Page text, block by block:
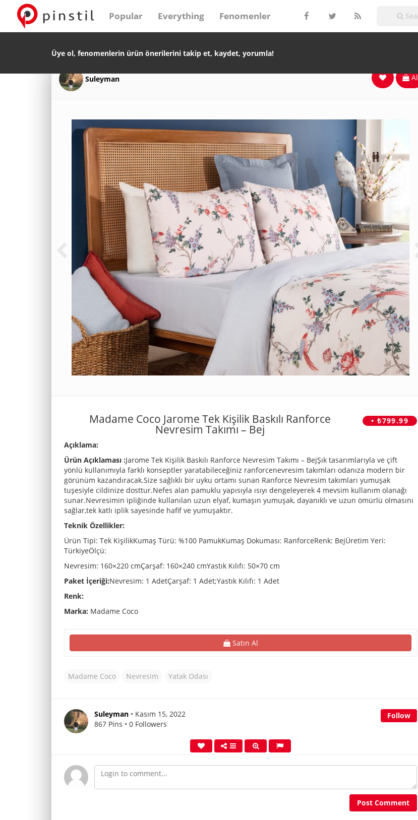
Popular Everything Fenomenler
Üye ol, fenomenlerin ürün önerilerini takip et, kaydet, yorumla!
Suleyman Al
• ₺799.99
Madame Coco Jarome Tek Kişilik Baskılı Ranforce
Nevresim Takımı – Bej
Açıklama:
Ürün Açıklaması :Jarome Tek Kişilik Baskılı Ranforce Nevresim Takımı – BejŞık tasarımlarıyla ve çift
yönlü kullanımıyla farklı konseptler yaratabileceğiniz ranforcenevresim takımları odanıza modern bir
görünüm kazandıracak.Size sağlıklı bir uyku ortamı sunan Ranforce Nevresim takımları yumuşak
tuşesiyle cildinize dosttur.Nefes alan pamuklu yapısıyla ısıyı dengeleyerek 4 mevsim kullanım olanağı
sunar.Nevresimin ipliğinde kullanılan uzun elyaf, kumaşın yumuşak, dayanıklı ve uzun ömürlü olmasını
sağlar,tek katlı iplik sayesinde hafif ve yumuşaktır.
Teknik Özellikler:
Ürün Tipi: Tek KişilikKumaş Türü: %100 PamukKumaş Dokuması: RanforceRenk: BejÜretim Yeri:
TürkiyeÖlçü:
Nevresim: 160×220 cmÇarşaf: 160×240 cmYastık Kılıfı: 50×70 cm
Paket İçeriği:Nevresim: 1 AdetÇarşaf: 1 Adet;Yastık Kılıfı: 1 Adet
Renk:
Marka: Madame Coco
Satın Al
Madame Coco Nevresim Yatak Odası
Follow
Suleyman • Kasım 15, 2022
867 Pins • 0 Followers
Post Comment